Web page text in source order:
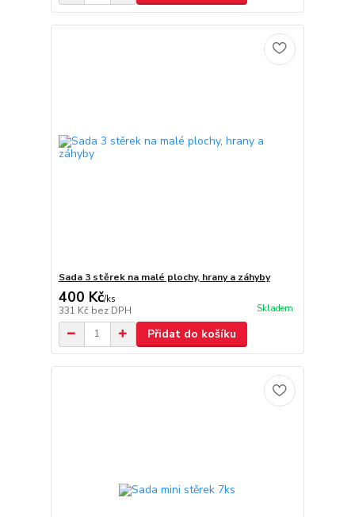
Sada 3 stěrek na malé plochy, hrany a záhyby
400 Kč/ks
331 Kč bez DPH Skladem
Přidat do košíku